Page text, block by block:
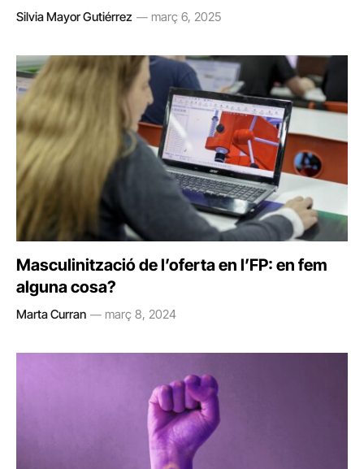
Silvia Mayor Gutiérrez març 6, 2025
Masculinització de l’oferta en l’FP: en fem
alguna cosa?
Marta Curran març 8, 2024